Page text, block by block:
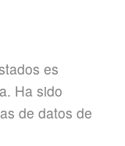
es
Ha sido
de datos de